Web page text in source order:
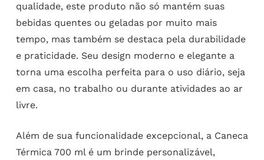
qualidade, este produto não só mantém suas
bebidas quentes ou geladas por muito mais
tempo, mas também se destaca pela durabilidade
e praticidade. Seu design moderno e elegante a
torna uma escolha perfeita para o uso diário, seja
em casa, no trabalho ou durante atividades ao ar
livre.
Além de sua funcionalidade excepcional, a Caneca
Térmica 700 ml é um brinde personalizável,